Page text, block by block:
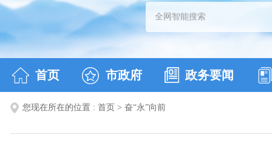
首页 市政府 政务要闻
您现在所在的位置 : 首页 > 奋“永”向前